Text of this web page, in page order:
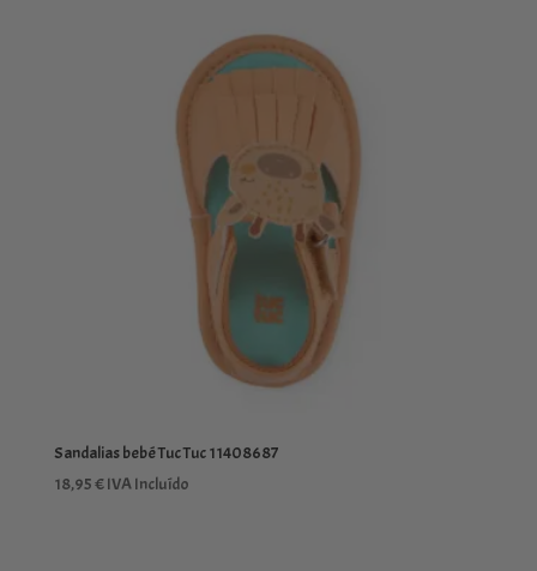
hasta
31,99 €
Sandalias bebé Tuc Tuc 11408687
18,95€IVA Incluído